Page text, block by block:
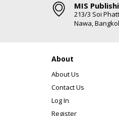
MIS
213/3 Soi
Nawa,
About
About Us
Contact Us
Log In
Register